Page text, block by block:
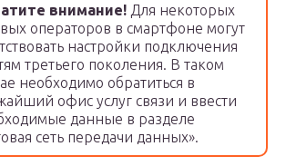
внимание! Для некоторых
операторов в смартфоне могут
настройки подключения
третьего поколения. В таком
необходимо обратиться в
офис услуг связи и ввести
данные в разделе
сеть передачи данных».